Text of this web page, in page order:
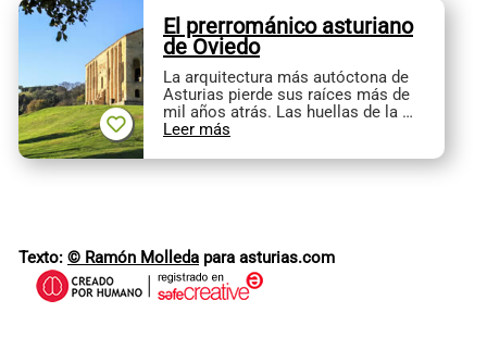
El prerrománico asturiano
de Oviedo
La arquitectura más autóctona de
Asturias pierde sus raíces más de
mil años atrás. Las huellas de la …
Leer más
Texto: © Ramón Molleda para asturias.com